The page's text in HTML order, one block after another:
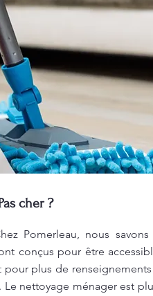
cher ?
Pomerleau, nous
conçus pour être
plus de
nettoyage ménager est